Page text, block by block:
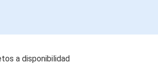
a disponibilidad